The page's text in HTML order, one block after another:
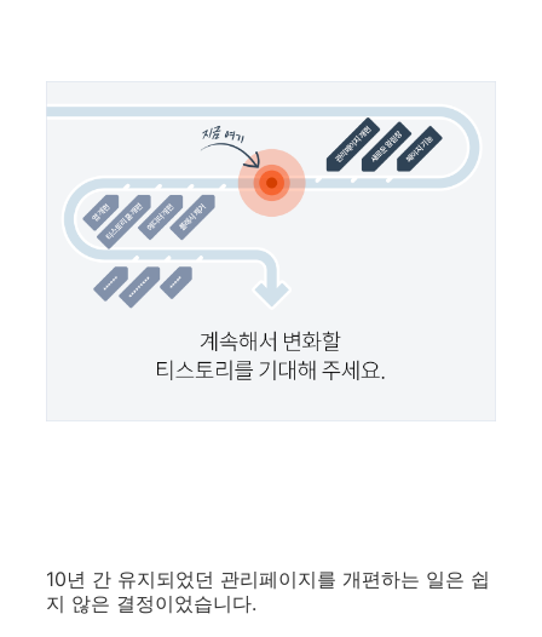
10년 간 유지되었던 관리페이지를 개편하는 일은 쉽
지 않은 결정이었습니다.